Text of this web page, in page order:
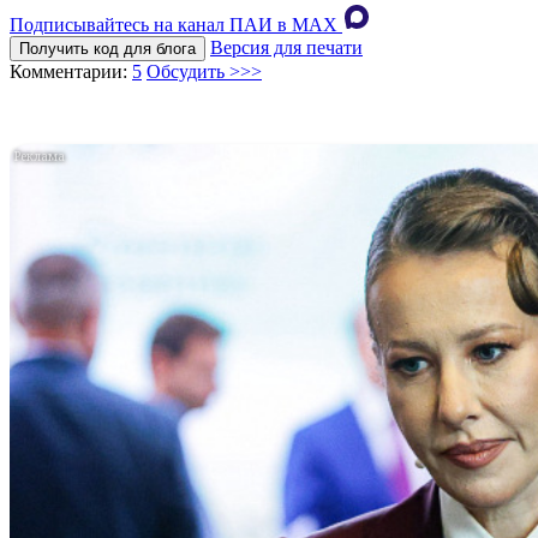
Подписывайтесь на канал ПАИ в MAХ
Получить код для блога
Версия для печати
Комментарии: 5 Обсудить >>>